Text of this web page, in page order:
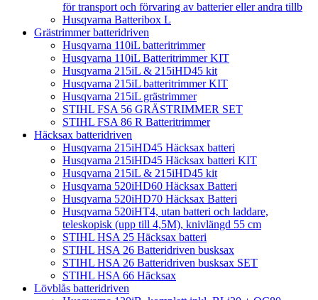
för transport och förvaring av batterier eller andra tillb
Husqvarna Batteribox L
Grästrimmer batteridriven
Husqvarna 110iL batteritrimmer
Husqvarna 110iL Batteritrimmer KIT
Husqvarna 215iL & 215iHD45 kit
Husqvarna 215iL batteritrimmer KIT
Husqvarna 215iL grästrimmer
STIHL FSA 56 GRÄSTRIMMER SET
STIHL FSA 86 R Batteritrimmer
Häcksax batteridriven
Husqvarna 215iHD45 Häcksax batteri
Husqvarna 215iHD45 Häcksax batteri KIT
Husqvarna 215iL & 215iHD45 kit
Husqvarna 520iHD60 Häcksax Batteri
Husqvarna 520iHD70 Häcksax Batteri
Husqvarna 520iHT4, utan batteri och laddare,
teleskopisk (upp till 4,5M), knivlängd 55 cm
STIHL HSA 25 Häcksax batteri
STIHL HSA 26 Batteridriven busksax
STIHL HSA 26 Batteridriven busksax SET
STIHL HSA 66 Häcksax
Lövblås batteridriven